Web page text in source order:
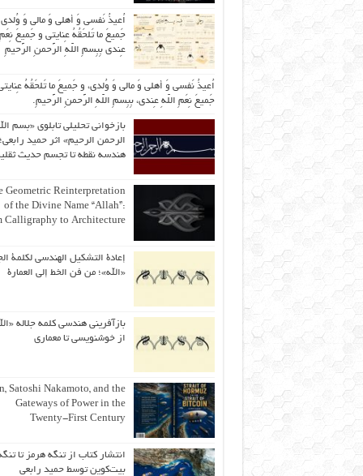
اُعیذُ نَفسی وَ أهلی وَ مالی وَ
جَمیعَ ما تَلحَقُهُ عِنایتی و جَمیعَ نِعَمِ
عِندی بِبِسمِ اللّهِ الرَّحمنِ الرَّحیمِ
اُعیذُ نَفسی وَ أهلی وَ مالی وَ وُلدی، و جَمیعَ ما تَلحَقُهُ
جَمیعَ نِعَمِ اللّهِ عِندی، بِبِسمِ اللّهِ الرَّحمنِ الرَّحیمِ.
بازخوانی تحلیلی تابلوی «بسم
الرحمن الرحیم» اثر حمید رابعی؛
هندسه نقطه تا تجسم حدیث
Geometric Reinterpretation
of the Divine Name “Allah”:
Calligraphy to Architecture
إعادة التشكيل الهندسي لكلمة
«الله»؛ من فن الخط إلى العمارة
بازآفرینی هندسی کلمه جلاله
از خوشنویسی تا معماری
Satoshi Nakamoto, and the
Gateways of Power in the
Twenty-First Century
انتشار کتاب از تنگه هرمز تا
بیت‌کوین توسط حمید رابعی